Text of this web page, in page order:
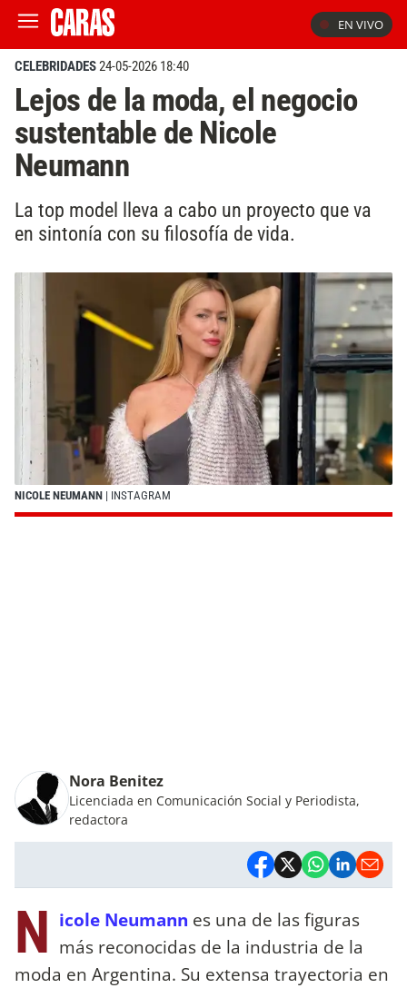
EN VIVO
CELEBRIDADES24-05-2026 18:40
Lejos de la moda, el negocio
sustentable de Nicole
Neumann
La top model lleva a cabo un proyecto que va
en sintonía con su filosofía de vida.
NICOLE NEUMANN | INSTAGRAM
Nora Benitez
Licenciada en Comunicación Social y Periodista,
redactora
N icole Neumann es una de las figuras
más reconocidas de la industria de la
moda en Argentina. Su extensa trayectoria en